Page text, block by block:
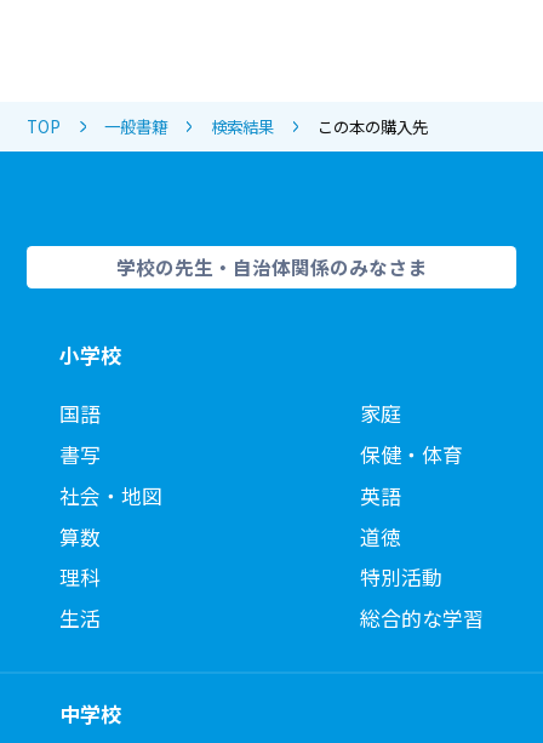
TOP 一般書籍 検索結果 この本の購入先
学校の先生・自治体関係のみなさま
小学校
国語
書写
社会・地図
算数
理科
生活
家庭
保健・体育
英語
道徳
特別活動
総合的な学習
中学校